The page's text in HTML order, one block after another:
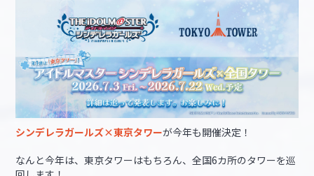
シンデレラガールズ×東京タワーが今年も開催決定！
なんと今年は、東京タワーはもちろん、全国6カ所のタワーを巡